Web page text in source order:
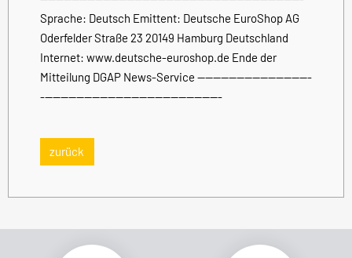
Sprache: Deutsch Emittent: Deutsche EuroShop AG
Oderfelder Straße 23 20149 Hamburg Deutschland
Internet: www.deutsche-euroshop.de Ende der
Mitteilung DGAP News-Service -----------------------------
----------------------------------------------
zurück